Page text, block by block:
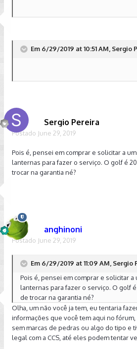
Em 6/29/2019 at 10:51 AM, Sergio
Sergio Pereira
Postado June 29, 2019
Pois é, pensei em comprar e solicitar a
lanternas para fazer o serviço. O golf é
trocar na garantia né?
anghinoni
Postado June 29, 2019
Em 6/29/2019 at 11:09 AM, Sergio
Pois é, pensei em comprar e solicitar
lanternas para fazer o serviço. O golf é
de trocar na garantia né?
Olha, um não você ja tem, eu tentaria
informações que você tem aqui no
sem marcas de pedras ou algo do tipo e
legal com a CCS, até eles podem tentar